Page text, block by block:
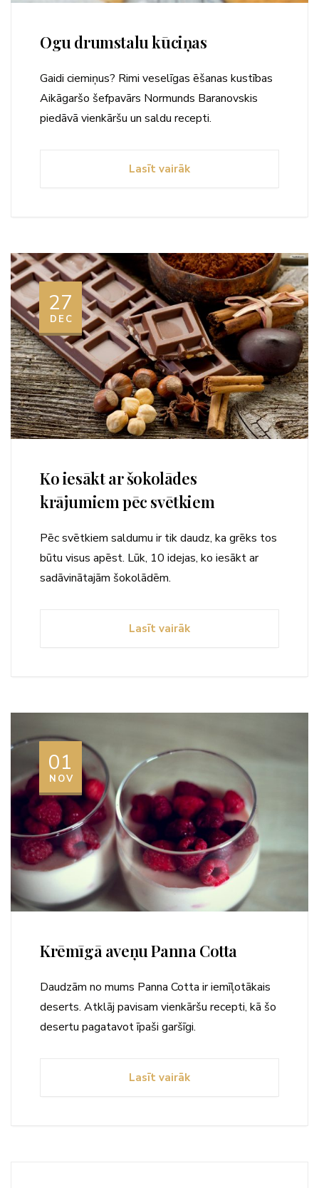
Ogu drumstalu kūciņas
Gaidi ciemiņus? Rimi veselīgas ēšanas kustības
Aikāgaršo šefpavārs Normunds Baranovskis
piedāvā vienkāršu un saldu recepti.
Lasīt vairāk
27
DEC
Ko iesākt ar šokolādes
krājumiem pēc svētkiem
Pēc svētkiem saldumu ir tik daudz, ka grēks tos
būtu visus apēst. Lūk, 10 idejas, ko iesākt ar
sadāvinātajām šokolādēm.
Lasīt vairāk
01
NOV
Krēmīgā aveņu Panna Cotta
Daudzām no mums Panna Cotta ir iemīļotākais
deserts. Atklāj pavisam vienkāršu recepti, kā šo
desertu pagatavot īpaši garšīgi.
Lasīt vairāk